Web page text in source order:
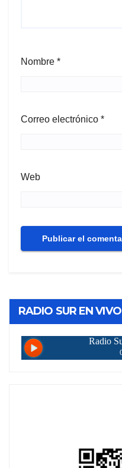
Nombre *
Correo electrónico *
Web
RADIO SUR EN VIVO